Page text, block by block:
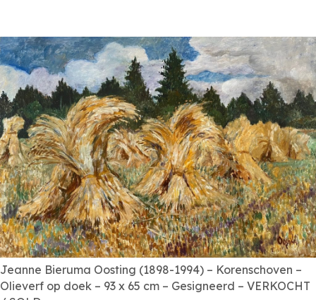
Jeanne Bieruma Oosting (1898-1994) – Korenschoven –
Olieverf op doek – 93 x 65 cm – Gesigneerd – VERKOCHT